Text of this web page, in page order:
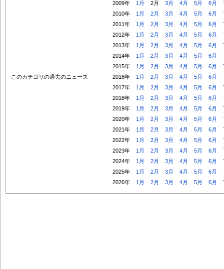
このカテゴリの過去のニュース
2009年 1月 2月 3月 4月 5月 6月
2010年
1月 2月 3月 4月 5月 6月
2011年
1月 2月 3月 4月 5月 6月
2012年
1月 2月 3月 4月 5月 6月
2013年
1月 2月 3月 4月 5月 6月
2014年
1月 2月 3月 4月 5月 6月
2015年
1月 2月 3月 4月 5月 6月
2016年
1月 2月 3月 4月 5月 6月
2017年
1月 2月 3月 4月 5月 6月
2018年
1月 2月 3月 4月 5月 6月
2019年
1月 2月 3月 4月 5月 6月
2020年
1月 2月 3月 4月 5月 6月
2021年
1月 2月 3月 4月 5月 6月
2022年
1月 2月 3月 4月 5月 6月
2023年
1月 2月 3月 4月 5月 6月
2024年
1月 2月 3月 4月 5月 6月
2025年
1月 2月 3月 4月 5月 6月
2026年
1月 2月 3月 4月 5月 6月